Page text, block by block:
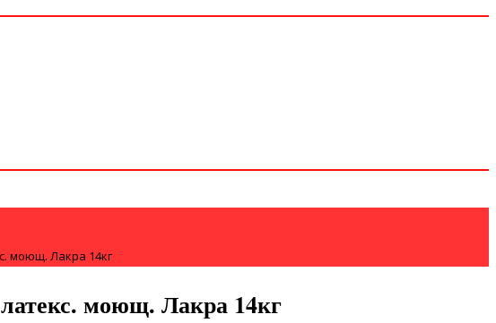
моющ. Лакра 14кг
моющ. Лакра 14кг